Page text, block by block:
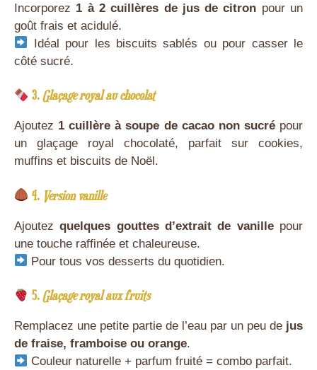
Incorporez 1 à 2 cuillères de jus de citron pour un
goût frais et acidulé.
Idéal pour les biscuits sablés ou pour casser le
côté sucré.
3.Glaçage royal au chocolat
Ajoutez 1 cuillère à soupe de cacao non sucrépour
un glaçage royal chocolaté, parfait sur cookies,
muffins et biscuits de Noël.
4. Version vanille
Ajoutezquelques gouttes d’extrait de vanillepour
une touche raffinée et chaleureuse.
Pour tous vos desserts du quotidien.
5.Glaçage royal aux fruits
Remplacez une petite partie de l’eau par un peu de jus
de fraise, framboise ou orange.
Couleur naturelle + parfum fruité = combo parfait.